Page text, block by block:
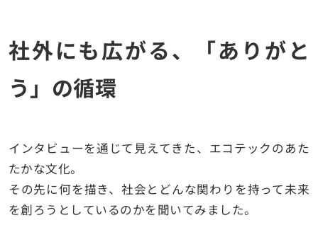
社外にも広がる、「ありがと
う」の循環
インタビューを通じて見えてきた、エコテックのあた
たかな文化。
その先に何を描き、社会とどんな関わりを持って未来
を創ろうとしているのかを聞いてみました。